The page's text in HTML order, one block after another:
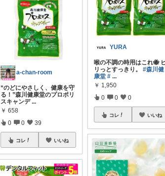
a-chan-room
“のどにやさしく、健康を守
る！”森川健康堂のプロポリ
スキャンデ ...
￥ 658
0 0 39
コレ いいね
YURA
喉の不調の時用はこれ🐝
リっとすっきり。#森川健
康堂 # ...
￥ 1,950
0 0 0
コレ いいね